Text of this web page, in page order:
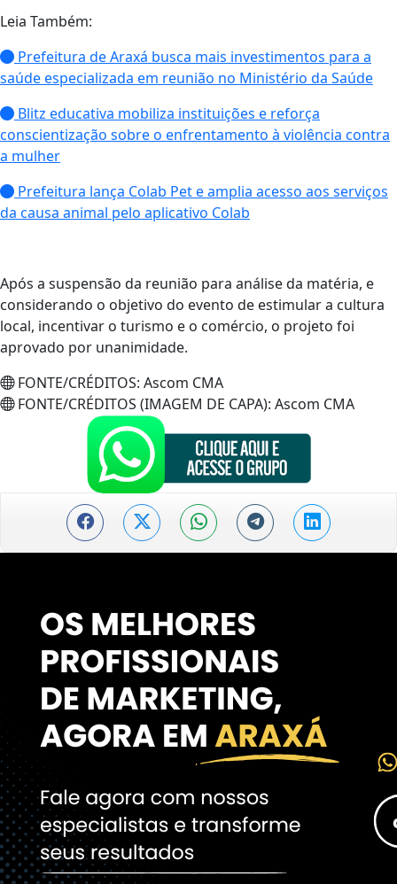
Leia Também:
Prefeitura de Araxá busca mais investimentos para a
saúde especializada em reunião no Ministério da Saúde
Blitz educativa mobiliza instituições e reforça
conscientização sobre o enfrentamento à violência contra
a mulher
Prefeitura lança Colab Pet e amplia acesso aos serviços
da causa animal pelo aplicativo Colab
Após a suspensão da reunião para análise da matéria, e
considerando o objetivo do evento de estimular a cultura
local, incentivar o turismo e o comércio, o projeto foi
aprovado por unanimidade.
FONTE/CRÉDITOS: Ascom CMA
FONTE/CRÉDITOS (IMAGEM DE CAPA): Ascom CMA